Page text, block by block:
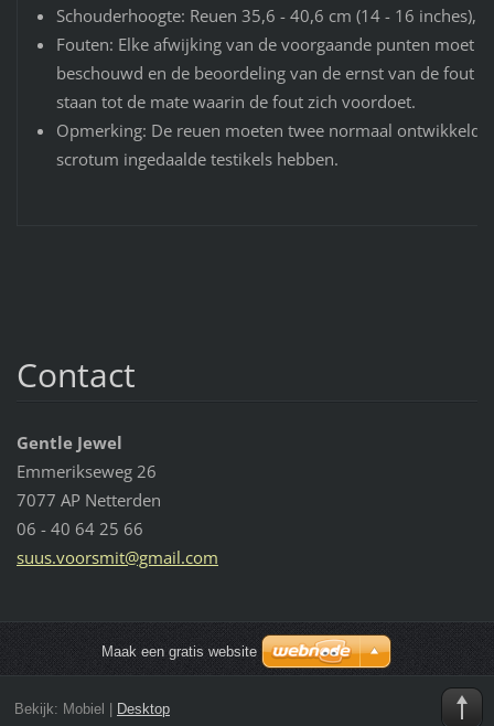
Schouderhoogte: Reuen 35,6 - 40,6 cm (14 - 16 inches),
Fouten: Elke afwijking van de voorgaande punten moet
beschouwd en de beoordeling van de ernst van de fout
staan tot de mate waarin de fout zich voordoet.
Opmerking: De reuen moeten twee normaal
scrotum ingedaalde testikels hebben.
Contact
Gentle Jewel
Emmerikseweg 26
7077 AP Netterden
06 - 40 64 25 66
suus.voorsmit@gmail.com
Maak een gratis website
Bekijk: Mobiel Desktop